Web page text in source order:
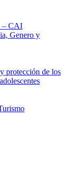
– CAI
Genero y
protección de los